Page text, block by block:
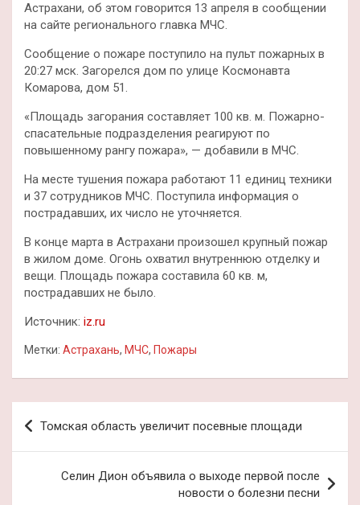
Астрахани, об этом говорится 13 апреля в сообщении
на сайте регионального главка МЧС.
Сообщение о пожаре поступило на пульт пожарных в
20:27 мск. Загорелся дом по улице Космонавта
Комарова, дом 51.
«Площадь загорания составляет 100 кв. м. Пожарно-
спасательные подразделения реагируют по
повышенному рангу пожара», — добавили в МЧС.
На месте тушения пожара работают 11 единиц техники
и 37 сотрудников МЧС. Поступила информация о
пострадавших, их число не уточняется.
В конце марта в Астрахани произошел крупный пожар
в жилом доме. Огонь охватил внутреннюю отделку и
вещи. Площадь пожара составила 60 кв. м,
пострадавших не было.
Источник: iz.ru
Метки: Астрахань, МЧС, Пожары
Навигация
по
записям
Томская область увеличит посевные площади
Селин Дион объявила о выходе первой после
новости о болезни песни